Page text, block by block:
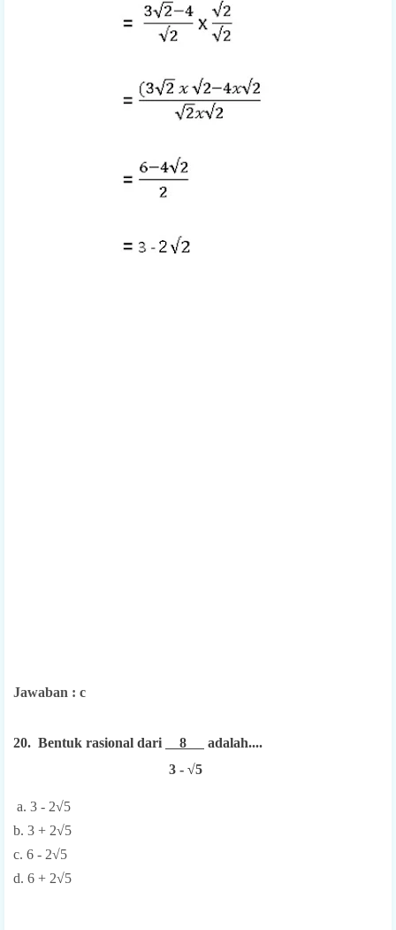
Jawaban : c
20. Bentuk rasional dari 8
adalah....
3 - √5
a. 3 - 2√5
b. 3 + 2√5
c. 6 - 2√5
d. 6 + 2√5